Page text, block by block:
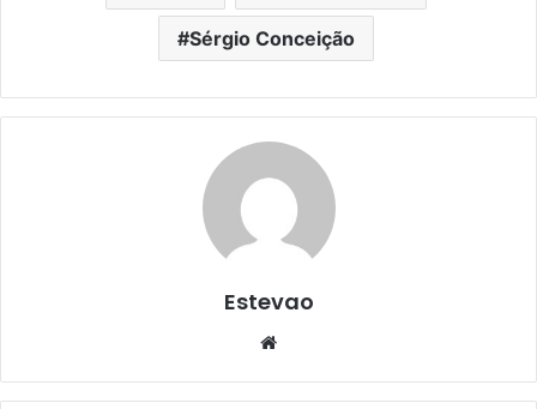
Sérgio Conceição
Estevao
Website